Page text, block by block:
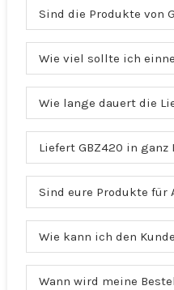
Sind die Produkte von
Wie viel sollte ich
Wie lange dauert die
Liefert GBZ420 in ganz
Sind eure Produkte für
Wie kann ich den
Wann wird meine